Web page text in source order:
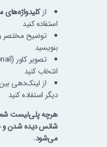
ازکلیدواژه‌های
استفاده کنید
توضیح مختصر
بنویسید
انتخاب کنید
از لینک‌دهی
دیگر استفاده کنید
هرچه پلی‌لیست شما
شانس دیده شدن
می‌شود.